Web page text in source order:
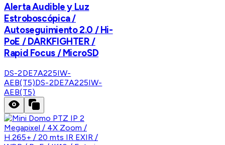
Alerta Audible y Luz
Estroboscópica /
Autoseguimiento 2.0 / Hi-
PoE / DARKFIGHTER /
Rapid Focus / MicroSD
DS-2DE7A225IW-
AEB(T5)DS-2DE7A225IW-
AEB(T5)